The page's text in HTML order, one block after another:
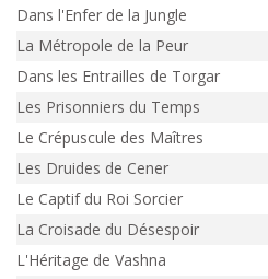
Dans l'Enfer de la Jungle
La Métropole de la Peur
Dans les Entrailles de Torgar
Les Prisonniers du Temps
Le Crépuscule des Maîtres
Les Druides de Cener
Le Captif du Roi Sorcier
La Croisade du Désespoir
L'Héritage de Vashna